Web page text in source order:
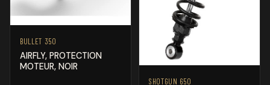
BULLET 350
AIRFLY, PROTECTION
MOTEUR, NOIR
SHOTGUN 650